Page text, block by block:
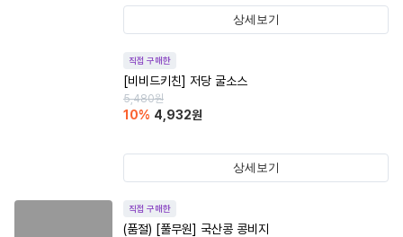
상세보기
직접 구매한
[비비드키친] 저당 굴소스
5,480원
10% 4,932원
상세보기
직접 구매한
(품절) [풀무원] 국산콩 콩비지